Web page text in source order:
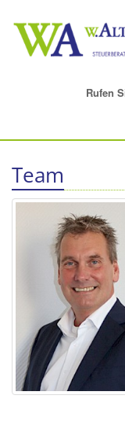
Rufen
Team